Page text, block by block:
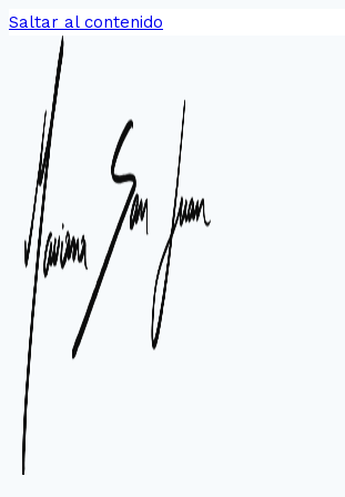
Saltar al contenido
Irrupción de la
memoria, el confín
2010 – Centro Cultural Defensa
2014 – «Museo de Arte Fueguino»
de la Cultura Ushuaia